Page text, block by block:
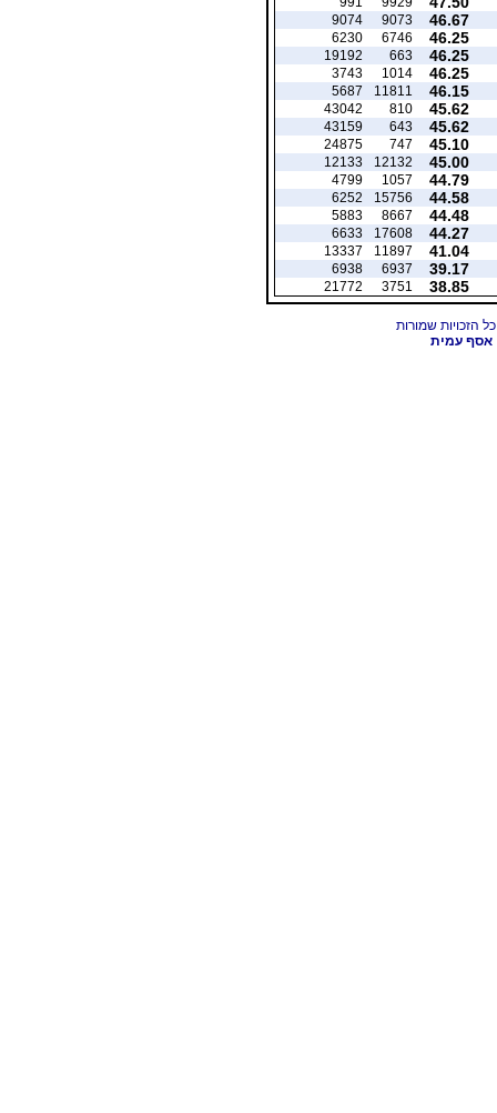
46.67
9073
9074
46.25
6746
6230
46.25
663
19192
46.25
1014
3743
46.15
11811
5687
45.62
810
43042
45.62
643
43159
45.10
747
24875
45.00
12132
12133
44.79
1057
4799
44.58
15756
6252
44.48
8667
5883
44.27
17608
6633
41.04
11897
13337
39.17
6937
6938
38.85
3751
21772
אסף עמית